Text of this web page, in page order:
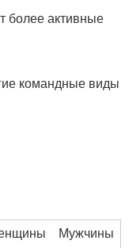
более активные
командные виды
Мужчины